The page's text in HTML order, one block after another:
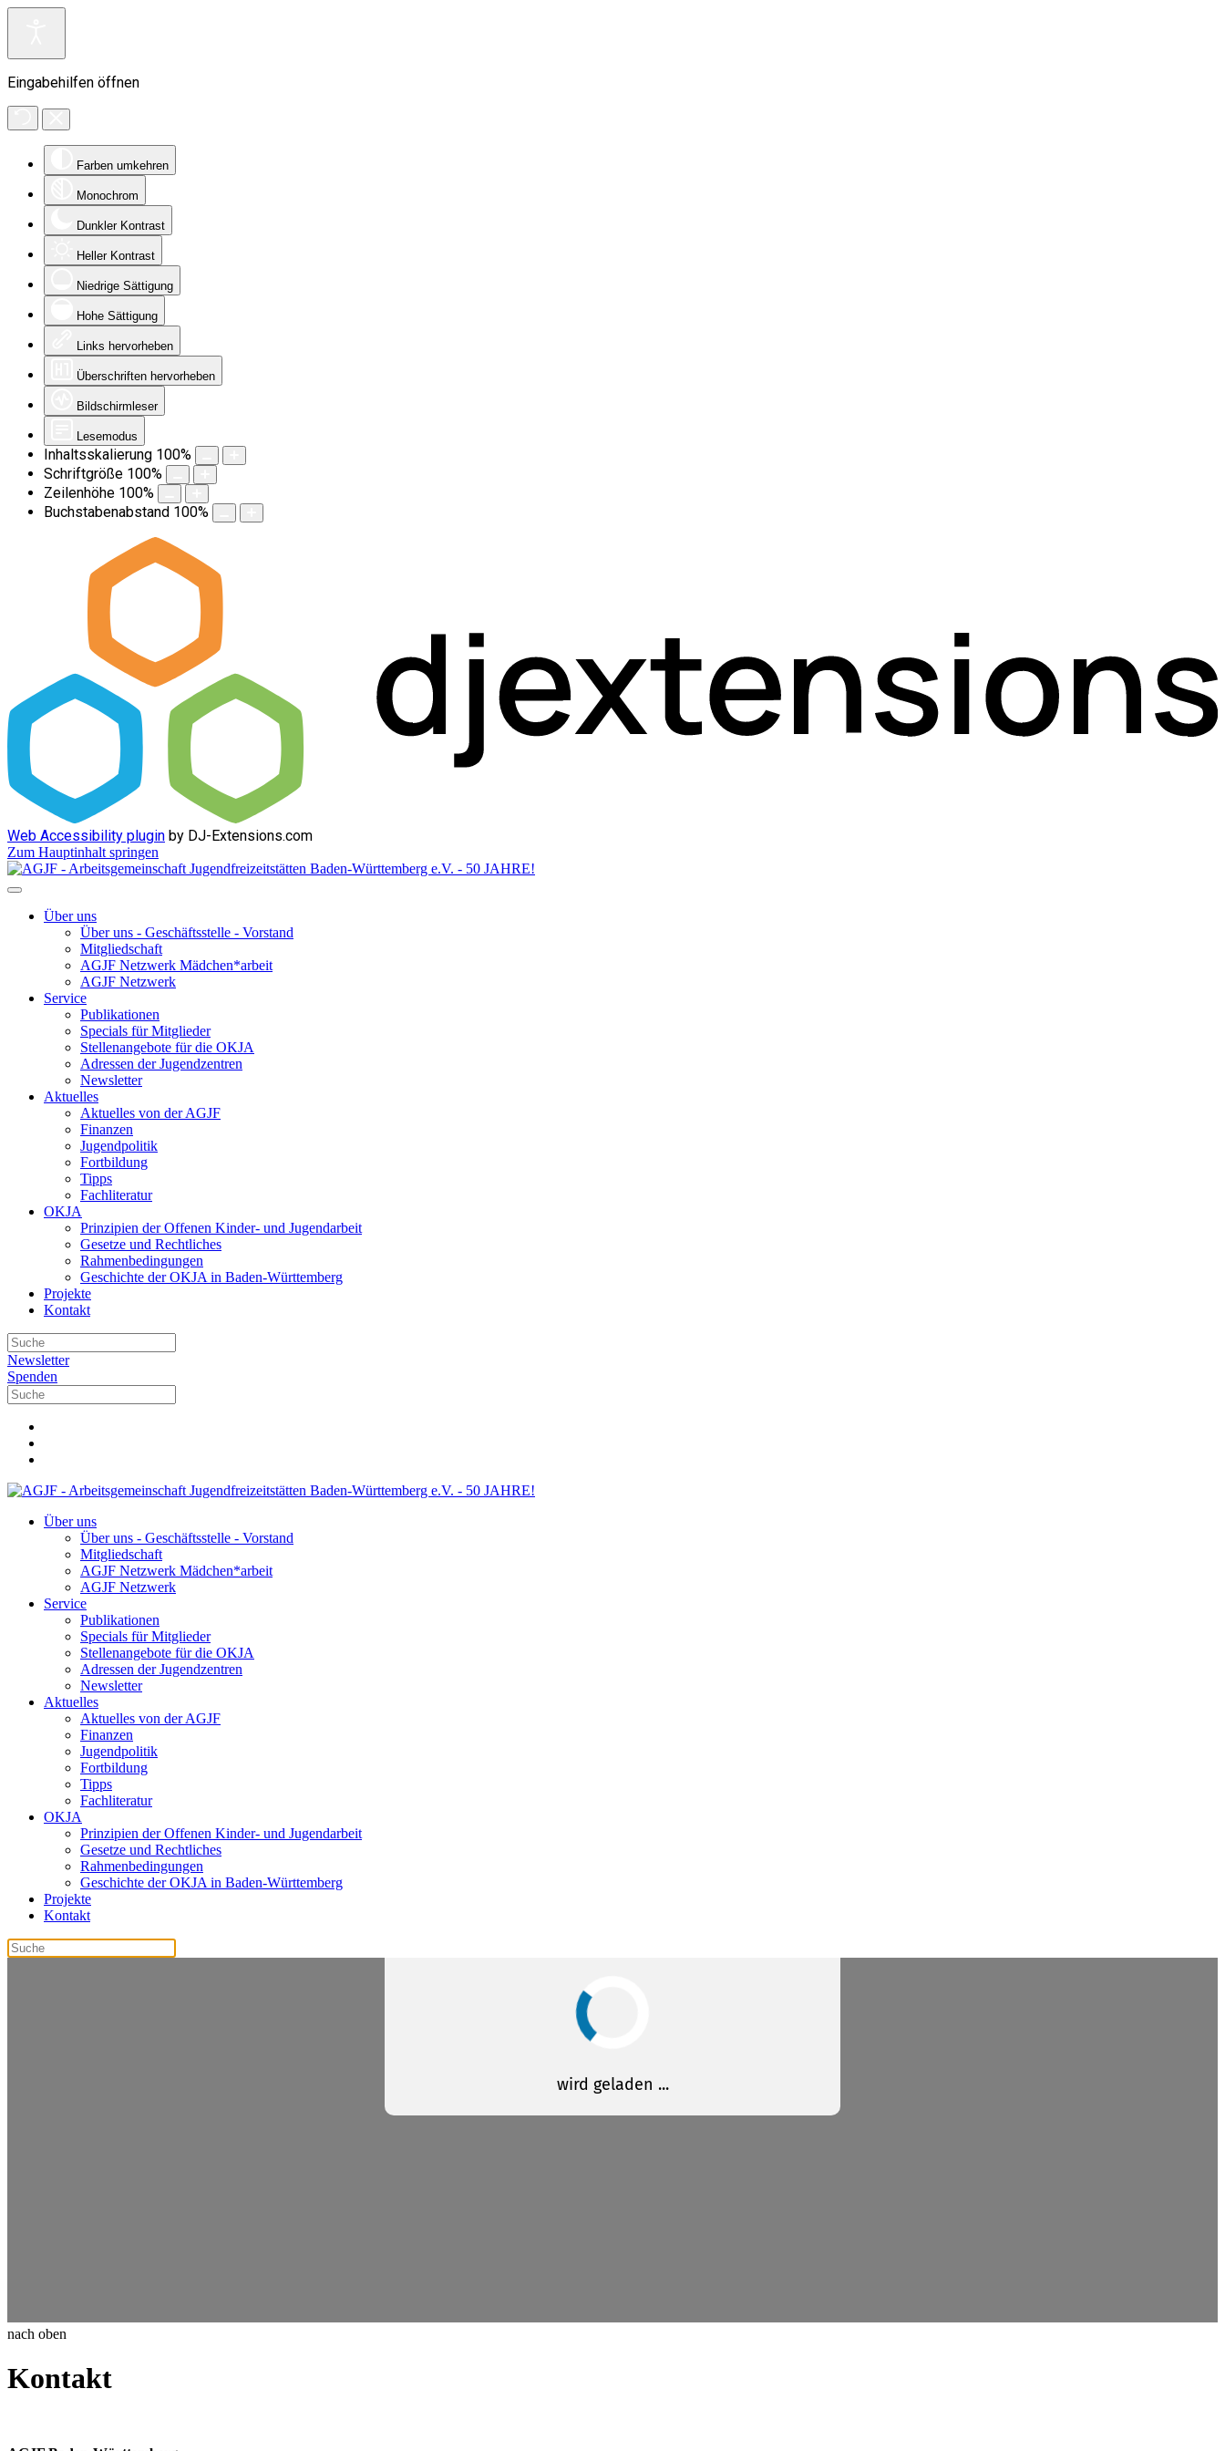
Eingabehilfen öffnen
Farben umkehren
Monochrom
Dunkler Kontrast
Heller Kontrast
Niedrige Sättigung
Hohe Sättigung
Links hervorheben
Überschriften hervorheben
Bildschirmleser
Lesemodus
Inhaltsskalierung 100%
Schriftgröße 100%
Zeilenhöhe 100%
Buchstabenabstand 100%
Web Accessibility plugin by DJ-Extensions.com
Zum Hauptinhalt springen
Über uns
Über uns - Geschäftsstelle - Vorstand
Mitgliedschaft
AGJF Netzwerk Mädchen*arbeit
AGJF Netzwerk
Service
Publikationen
Specials für Mitglieder
Stellenangebote für die OKJA
Adressen der Jugendzentren
Newsletter
Aktuelles
Aktuelles von der AGJF
Finanzen
Jugendpolitik
Fortbildung
Tipps
Fachliteratur
OKJA
Prinzipien der Offenen Kinder- und Jugendarbeit
Gesetze und Rechtliches
Rahmenbedingungen
Geschichte der OKJA in Baden-Württemberg
Projekte
Kontakt
Newsletter
Spenden
Über uns
Über uns - Geschäftsstelle - Vorstand
Mitgliedschaft
AGJF Netzwerk Mädchen*arbeit
AGJF Netzwerk
Service
Publikationen
Specials für Mitglieder
Stellenangebote für die OKJA
Adressen der Jugendzentren
Newsletter
Aktuelles
Aktuelles von der AGJF
Finanzen
Jugendpolitik
Fortbildung
Tipps
Fachliteratur
OKJA
Prinzipien der Offenen Kinder- und Jugendarbeit
Gesetze und Rechtliches
Rahmenbedingungen
Geschichte der OKJA in Baden-Württemberg
Projekte
Kontakt
nach oben
Kontakt